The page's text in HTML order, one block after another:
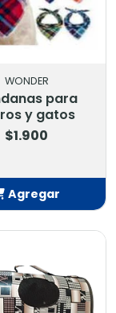
WONDER
para
y gatos
$1.900
Agregar